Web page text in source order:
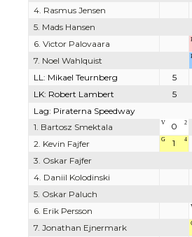
4. Rasmus Jensen
5. Mads Hansen
6. Victor Palovaara
7. Noel Wahlquist
LL: Mikael Teurnberg 5
LK: Robert Lambert
5
Lag: Piraterna Speedway
1. Bartosz Smektala
V 0 2
2. Kevin Fajfer G 1 4
3. Oskar Fajfer
4. Daniil Kolodinski
5. Oskar Paluch
6. Erik Persson
7. Jonathan Ejnermark